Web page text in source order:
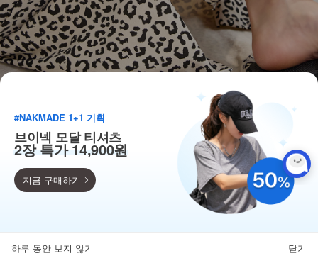
득템찬스
#NAKMADE 1+1 기획
브이넥 모달 티셔츠
2장 특가 14,900원
지금 구매하기
하루 동안 보지 않기 닫기
뒤로가기 카테고리 마이페이지